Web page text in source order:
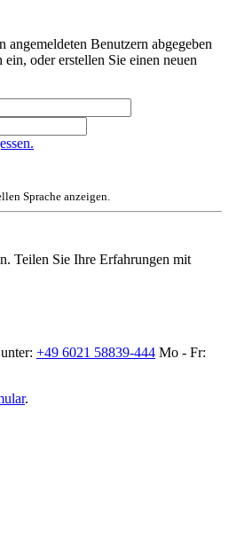
Benutzern abgegeben
oder erstellen Sie einen neuen
Sprache anzeigen.
Teilen Sie Ihre Erfahrungen mit
+49 6021 58839-444 Mo - Fr:
.